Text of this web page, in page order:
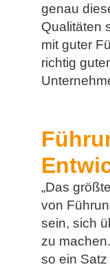
genau
Qualitäten
mit guter
richtig
„Das
von
sein, sich
zu
so ein Satz